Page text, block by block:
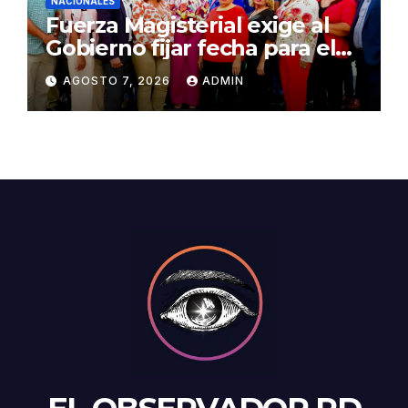
Fuerza Magisterial exige al
Gobierno fijar fecha para el
pago de la Evaluación del
Desempeño
AGOSTO 7, 2026 ADMIN